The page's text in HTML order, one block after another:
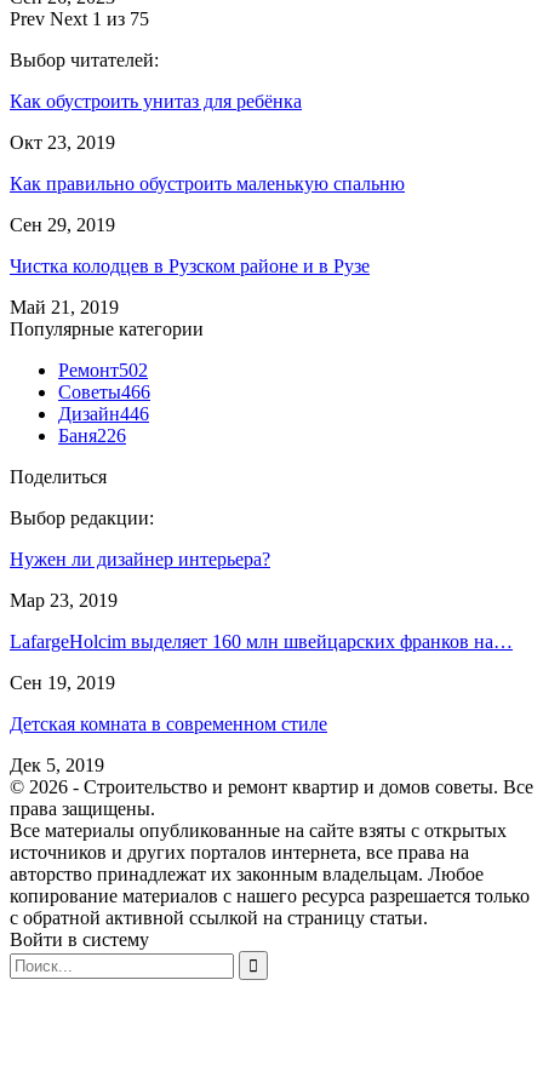
Prev Next 1 из 75
Выбор читателей:
Как обустроить унитаз для ребёнка
Окт 23, 2019
Как правильно обустроить маленькую спальню
Сен 29, 2019
Чистка колодцев в Рузском районе и в Рузе
Май 21, 2019
Популярные категории
Ремонт502
Советы466
Дизайн446
Баня226
Поделиться
Выбор редакции:
Нужен ли дизайнер интерьера?
Мар 23, 2019
LafargeHolcim выделяет 160 млн швейцарских франков на…
Сен 19, 2019
Детская комната в современном стиле
Дек 5, 2019
© 2026 - Строительство и ремонт квартир и домов советы. Все
права защищены.
Все материалы опубликованные на сайте взяты с открытых
источников и других порталов интернета, все права на
авторство принадлежат их законным владельцам. Любое
копирование материалов с нашего ресурса разрешается только
с обратной активной ссылкой на страницу статьи.
Войти в систему